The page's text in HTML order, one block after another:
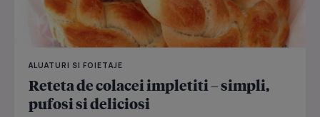
ALUATURI SI FOIETAJE
Reteta de colacei impletiti – simpli,
pufosi si deliciosi